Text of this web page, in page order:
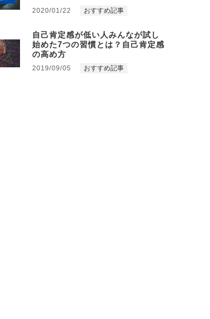
2020/01/22 おすすめ記事
自己肯定感が低い人みんなが試し
始めた7つの習慣とは？自己肯定感
の高め方
2019/09/05 おすすめ記事